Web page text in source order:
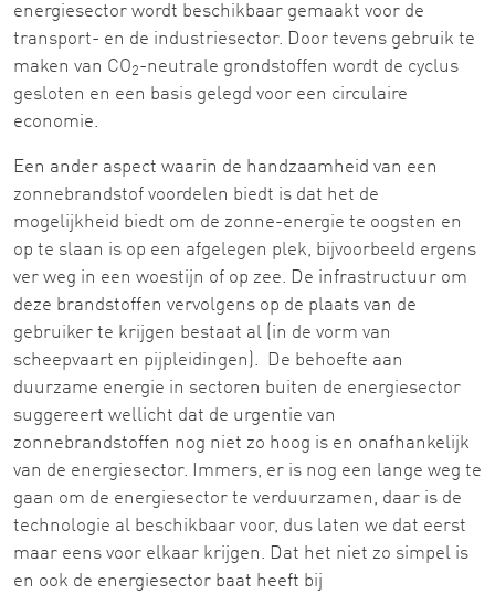
energiesector wordt beschikbaar gemaakt voor de
transport- en de industriesector. Door tevens gebruik te
maken van CO2-neutrale grondstoffen wordt de cyclus
gesloten en een basis gelegd voor een circulaire
economie.
Een ander aspect waarin de handzaamheid van een
zonnebrandstof voordelen biedt is dat het de
mogelijkheid biedt om de zonne-energie te oogsten en
op te slaan is op een afgelegen plek, bijvoorbeeld ergens
ver weg in een woestijn of op zee. De infrastructuur om
deze brandstoffen vervolgens op de plaats van de
gebruiker te krijgen bestaat al (in de vorm van
scheepvaart en pijpleidingen). De behoefte aan
duurzame energie in sectoren buiten de energiesector
suggereert wellicht dat de urgentie van
zonnebrandstoffen nog niet zo hoog is en onafhankelijk
van de energiesector. Immers, er is nog een lange weg te
gaan om de energiesector te verduurzamen, daar is de
technologie al beschikbaar voor, dus laten we dat eerst
maar eens voor elkaar krijgen. Dat het niet zo simpel is
en ook de energiesector baat heeft bij